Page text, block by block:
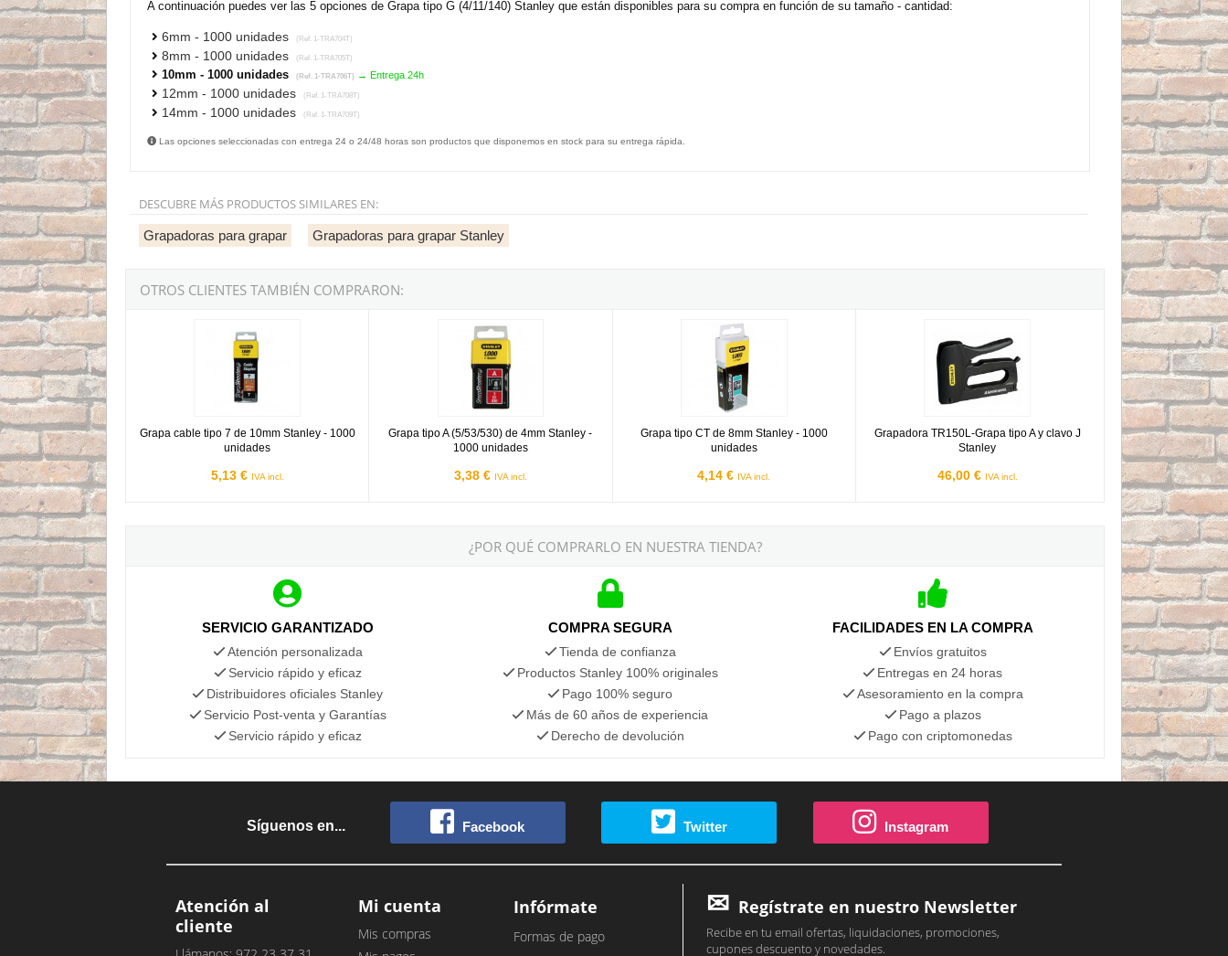
A continuación puedes ver las 5 opciones de Grapa tipo G (4/11/140) Stanley que están disponibles para su compra en función de su tamaño - cantidad:
6mm - 1000 unidades (Ref. 1-TRA704T)
8mm - 1000 unidades (Ref. 1-TRA705T)
10mm - 1000 unidades (Ref. 1-TRA706T) → Entrega 24h
12mm - 1000 unidades (Ref. 1-TRA708T)
14mm - 1000 unidades (Ref. 1-TRA709T)
Las opciones seleccionadas con entrega 24 o 24/48 horas son productos que disponemos en stock para su entrega rápida.
DESCUBRE MÁS PRODUCTOS SIMILARES EN:
Grapadoras para grapar Grapadoras para grapar Stanley
OTROS CLIENTES TAMBIÉN COMPRARON:
Grapa cable tipo 7 de 10mm Stanley - 1000
unidades
5,13 € IVA incl.
Grapa tipo A (5/53/530) de 4mm Stanley -
1000 unidades
3,38 € IVA incl.
Grapa tipo CT de 8mm Stanley - 1000
unidades
4,14 € IVA incl.
Grapadora TR150L-Grapa tipo A y clavo J
Stanley
46,00 € IVA incl.
Grapadora TR150L-Grapa tipo A y clavo J Stanley
¿POR QUÉ COMPRARLO EN NUESTRA TIENDA?
SERVICIO GARANTIZADO
Atención personalizada
Servicio rápido y eficaz
Distribuidores oficiales Stanley
Servicio Post-venta y Garantías
Servicio rápido y eficaz
COMPRA SEGURA
Tienda de confianza
Productos Stanley 100% originales
Pago 100% seguro
Más de 60 años de experiencia
Derecho de devolución
FACILIDADES EN LA COMPRA
Envíos gratuitos
Entregas en 24 horas
Asesoramiento en la compra
Pago a plazos
Pago con criptomonedas
Síguenos en... Facebook Twitter Instagram
Atención al
cliente
Mi cuenta
Mis compras
Infórmate
Formas de pago
Regístrate en nuestro Newsletter
Recibe en tu email ofertas, liquidaciones, promociones,
cupones descuento y novedades.